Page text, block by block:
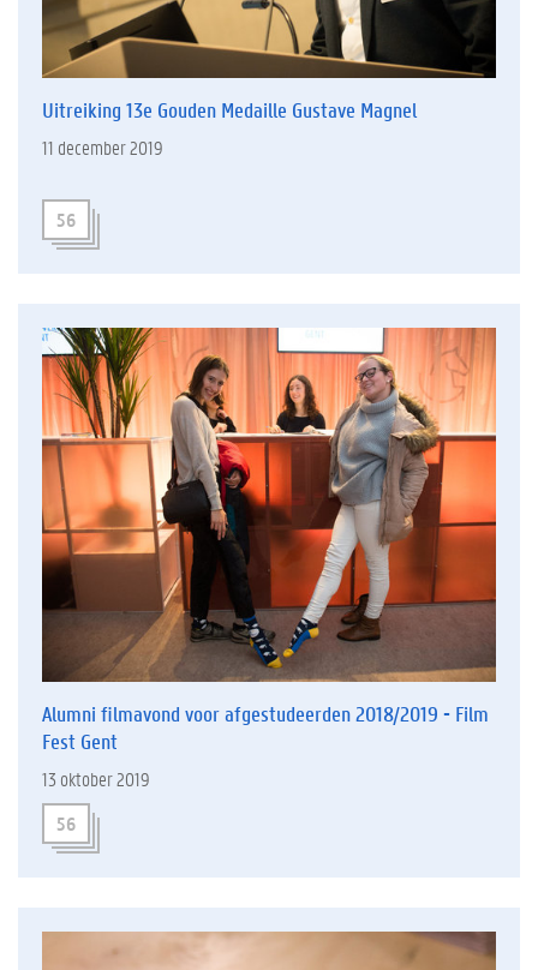
Uitreiking 13e Gouden Medaille Gustave Magnel
11 december 2019
56
Alumni filmavond voor afgestudeerden 2018/2019 - Film
Fest Gent
13 oktober 2019
56